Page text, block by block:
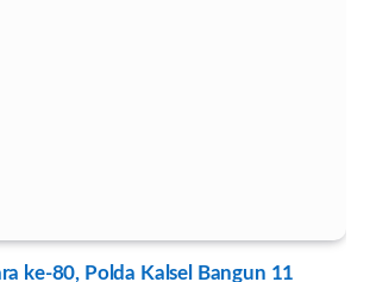
ke-80, Polda Kalsel Bangun 11